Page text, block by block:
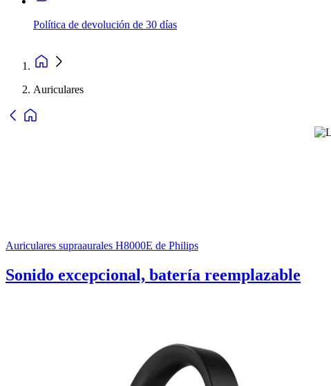
Política de devolución de 30 días
Auriculares
Auriculares supraaurales H8000E de Philips
Sonido excepcional, batería reemplazable